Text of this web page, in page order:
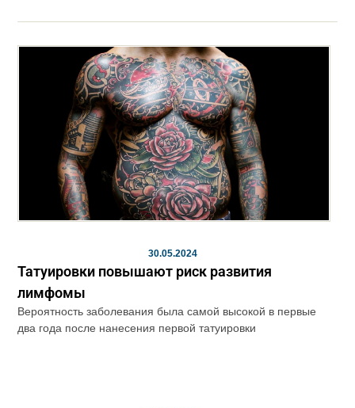
30.05.2024
Татуировки повышают риск развития
лимфомы
Вероятность заболевания была самой высокой в первые
два года после нанесения первой татуировки